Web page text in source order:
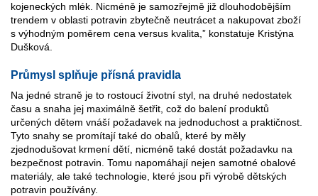
kojeneckých mlék. Nicméně je samozřejmě již dlouhodobějším
trendem v oblasti potravin zbytečně neutrácet a nakupovat zboží
s výhodným poměrem cena versus kvalita,” konstatuje Kristýna
Dušková.
Průmysl splňuje přísná pravidla
Na jedné straně je to rostoucí životní styl, na druhé nedostatek
času a snaha jej maximálně šetřit, což do balení produktů
určených dětem vnáší požadavek na jednoduchost a praktičnost.
Tyto snahy se promítají také do obalů, které by měly
zjednodušovat krmení dětí, nicméně také dostát požadavku na
bezpečnost potravin. Tomu napomáhají nejen samotné obalové
materiály, ale také technologie, které jsou při výrobě dětských
potravin používány.